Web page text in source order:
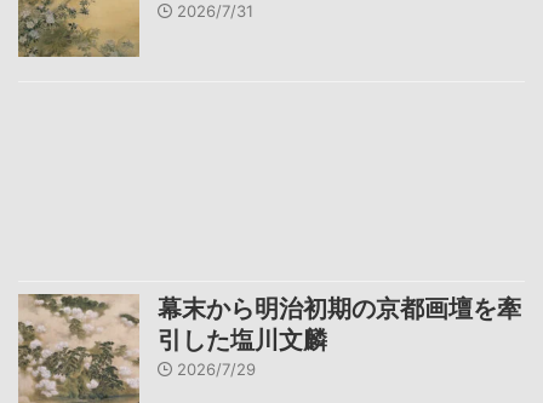
2026/7/31
幕末から明治初期の京都画壇を牽
引した塩川文麟
2026/7/29